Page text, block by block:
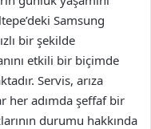
Samsung
bir şekilde
etkili bir biçimde
Servis, arıza
her adımda şeffaf bir
durumu hakkında